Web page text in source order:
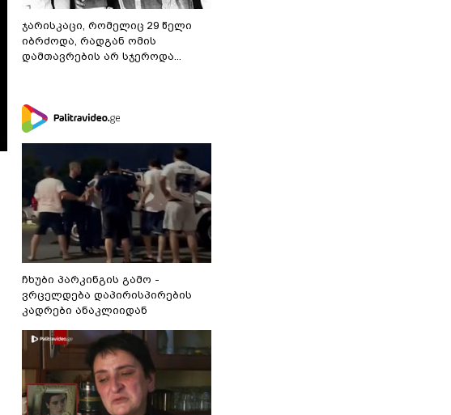
ჯარისკაცი, რომელიც 29 წელი
იბრძოდა, რადგან ომის
დამთავრების არ სჯეროდა...
ჩხუბი პარკინგის გამო -
ვრცელდება დაპირისპირების
კადრები ანაკლიიდან